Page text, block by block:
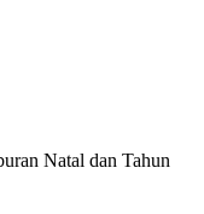
Natal dan Tahun